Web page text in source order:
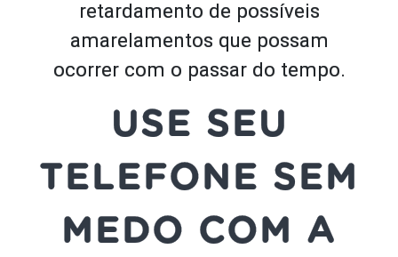
retardamento de possíveis
amarelamentos que possam
ocorrer com o passar do tempo.
USE SEU
TELEFONE SEM
MEDO COM A